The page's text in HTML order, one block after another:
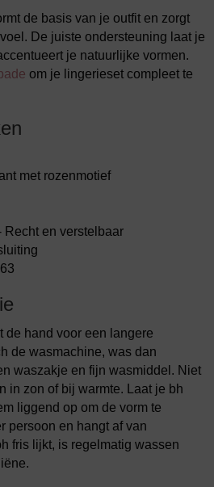
de basis van je outfit en zorgt
De juiste ondersteuning laat je
je natuurlijke vormen.
om je lingerieset compleet te
met rozenmotief
Recht en verstelbaar
de hand voor een langere
de wasmachine, was dan
waszakje en fijn wasmiddel. Niet
in zon of bij warmte. Laat je bh
liggend op om de vorm te
persoon en hangt af van
fris lijkt, is regelmatig wassen